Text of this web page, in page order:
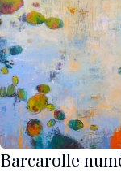
Barcarolle